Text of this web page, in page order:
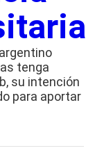
tenga
su intención
para aportar